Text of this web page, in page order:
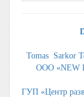
Tomas Sarkor
ООО «NEW
ГУП «Центр